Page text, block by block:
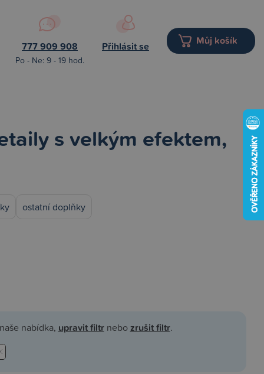
777 909 908
Po - Ne: 9 - 19 hod.
Přihlásit se Můj košík
s velkým efektem,
ostatní doplňky
nabídka, upravit filtrnebozrušit filtr.